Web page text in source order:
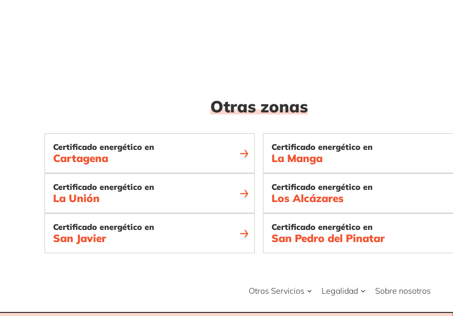
Otras zonas
Certificado energético en
Cartagena
Certificado energético en
La Manga
Certificado energético en
La Unión
Certificado energético en
Los Alcázares
Certificado energético en
San Javier
Certificado energético en
San Pedro del Pinatar
Otros Servicios Legalidad Sobre nosotros